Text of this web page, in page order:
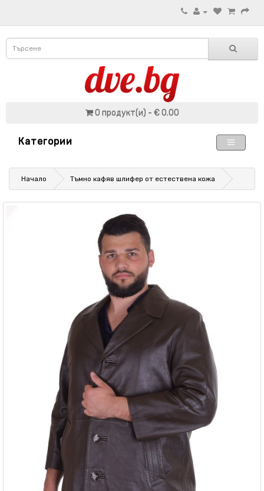
0 продукт(и) - € 0.00
Категории
Начало Тъмно кафяв шлифер от естествена кожа